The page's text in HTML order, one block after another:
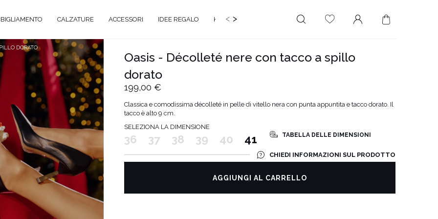
RITAGLIATO DA
SULLA SCHIENA
SCOLLO A
SCOLLO A V
CALZATURE ACCESSORI IDEE REGALO KIDS PLUS SIZE
< >
DORATO
Oasis - Décolleté nere con tacco a spillo
dorato
199,00 €
Classica e comodissima décolleté in pelle di vitello nera con punta appuntita e tacco dorato. Il
tacco è alto 9 cm.
SELEZIONA LA DIMENSIONE
36 37 38 39 40 41 TABELLA DELLE DIMENSIONI
CHIEDI INFORMAZIONI SUL PRODOTTO
AGGIUNGI AL CARRELLO